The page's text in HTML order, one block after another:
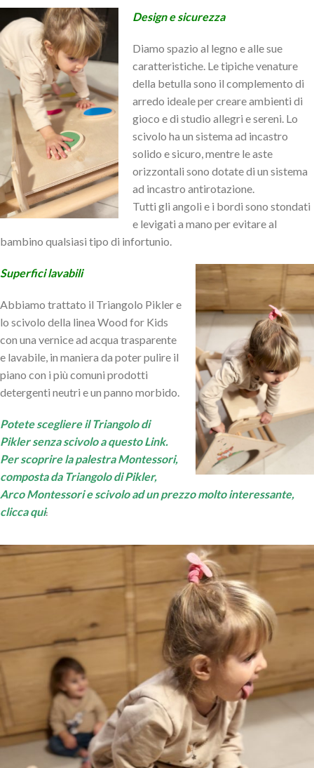
Design e sicurezza
Diamo spazio al legno e alle sue
caratteristiche. Le tipiche venature
della betulla sono il complemento di
arredo ideale per creare ambienti di
gioco e di studio allegri e sereni. Lo
scivolo ha un sistema ad incastro
solido e sicuro, mentre le aste
orizzontali sono dotate di un sistema
ad incastro antirotazione.
Tutti gli angoli e i bordi sono stondati
e levigati a mano per evitare al
bambino qualsiasi tipo di infortunio.
Superfici lavabili
Abbiamo trattato il Triangolo Pikler e
lo scivolo della linea Wood for Kids
con una vernice ad acqua trasparente
e lavabile, in maniera da poter pulire il
piano con i più comuni prodotti
detergenti neutri e un panno morbido.
Potete scegliere il Triangolo di
Pikler senza scivolo a questo Link.
Per scoprire la palestra Montessori,
composta da Triangolo di Pikler,
Arco Montessori e scivolo ad un prezzo molto interessante,
clicca qui.